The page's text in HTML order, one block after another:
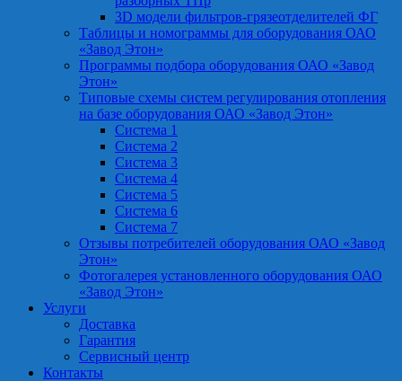
3D модели фильтров-грязеотделителей ФГ
Таблицы и номограммы для оборудования ОАО
«Завод Этон»
Программы подбора оборудования ОАО «Завод
Этон»
Типовые схемы систем регулирования отопления
на базе оборудования ОАО «Завод Этон»
Система 1
Система 2
Система 3
Система 4
Система 5
Система 6
Система 7
Отзывы потребителей оборудования ОАО «Завод
Этон»
Фотогалерея установленного оборудования ОАО
«Завод Этон»
Услуги
Доставка
Гарантия
Сервисный центр
Контакты